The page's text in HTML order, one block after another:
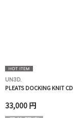
UN3D.
PLEATS DOCKING KNIT CD
33,000 円